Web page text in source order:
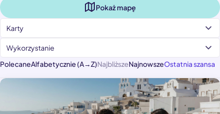
Pokaż mapę
Karty
Wykorzystanie
PolecaneAlfabetycznie (A→Z)NajbliższeNajnowszeOstatnia szansa